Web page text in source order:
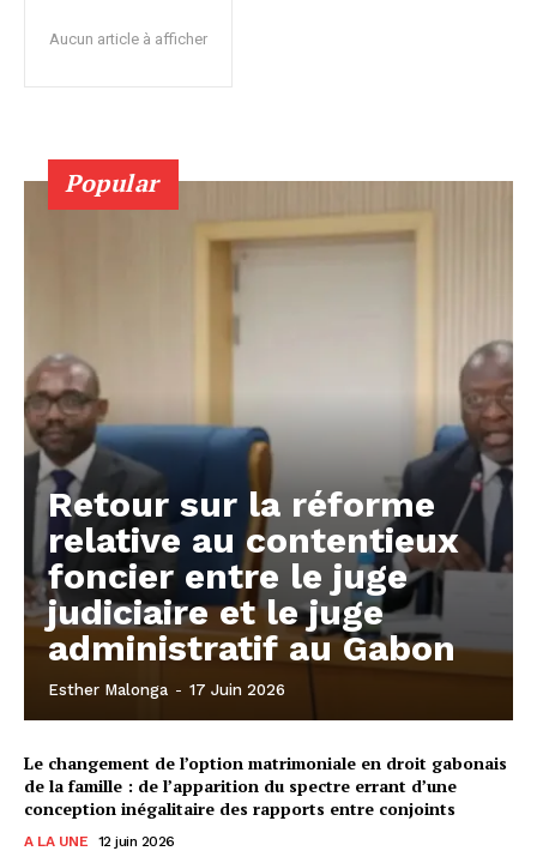
Aucun article à afficher
Popular
Retour sur la réforme
relative au contentieux
foncier entre le juge
judiciaire et le juge
administratif au Gabon
Esther Malonga - 17 Juin 2026
Le changement de l’option matrimoniale en droit gabonais
de la famille : de l’apparition du spectre errant d’une
conception inégalitaire des rapports entre conjoints
A LA UNE 12 juin 2026